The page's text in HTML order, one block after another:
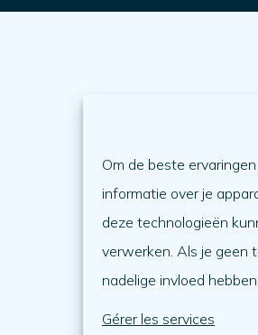
Om de beste
informatie over je
deze technologieën
verwerken. Als je geen
nadelige invloed
Gérer les services